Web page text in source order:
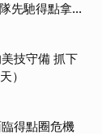
先馳得點拿下
技守備 抓下
）
得點圈危機